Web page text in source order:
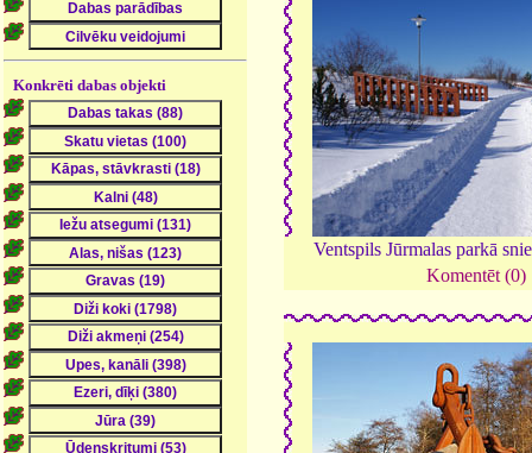
Konkrēti dabas objekti
Ventspils Jūrmalas parkā
Komentēt (0)